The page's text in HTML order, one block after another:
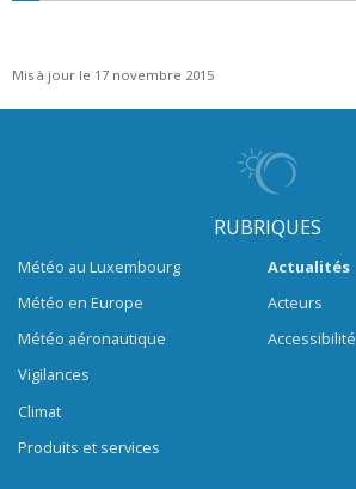
Mis à jour le 17 novembre 2015
RUBRIQUES
Météo au Luxembourg
Météo en Europe
Météo aéronautique
Vigilances
Climat
Produits et services
Actualités
Acteurs
Accessibilité